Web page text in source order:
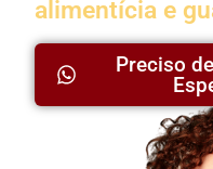
alimentícia e
Preciso